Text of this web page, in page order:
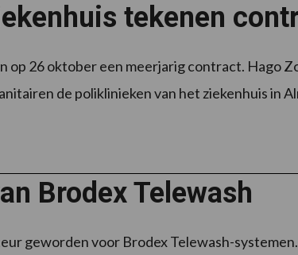
tekenen
op 26 oktober een meerjarig contract. Hago
de poliklinieken van het ziekenhuis in
Brodex Telewash
geworden voor Brodex Telewash-